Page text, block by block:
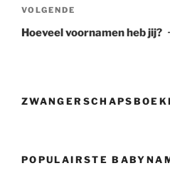
Volgend
bericht
VOLGENDE
Hoeveel voornamen heb jij?
POPULAIRSTE